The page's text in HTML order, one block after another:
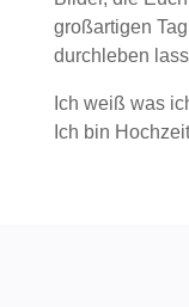
großartigen
durchleben
Ich weiß was
Ich bin